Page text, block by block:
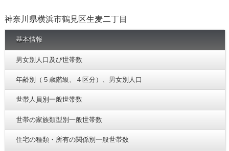
神奈川県横浜市鶴見区生麦二丁目
基本情報
男女別人口及び世帯数
年齢別（５歳階級、４区分）、男女別人口
世帯人員別一般世帯数
世帯の家族類型別一般世帯数
住宅の種類・所有の関係別一般世帯数